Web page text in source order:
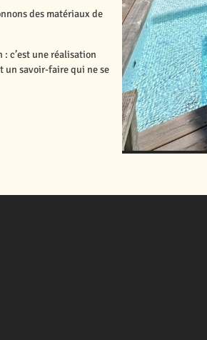
des matériaux de
: c’est une réalisation
un savoir-faire qui ne se